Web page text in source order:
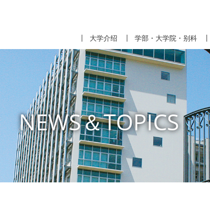
大学介绍 学部・大学院・别科
NEWS＆TOPICS